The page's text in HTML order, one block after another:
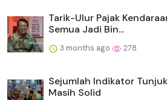
Tarik-Ulur Pajak
Semua Jadi Bin...
3 months ago 278
Sejumlah Indikator
Masih Solid